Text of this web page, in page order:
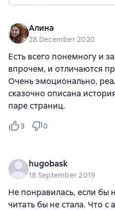
Алина
28 December 2020
Есть всего понемногу и
впрочем, и отличаются
Очень эмоционально,
сказочно описана
паре страниц.
3 0
hugobask
18 September 2019
Не понравилась, если бы
читать бы не стала. Что с